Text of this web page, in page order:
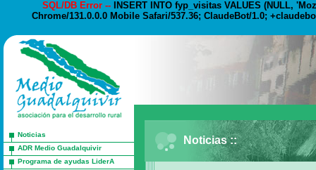
SQL/DB Error --
INSERT INTO fyp_visitas VALUES (NULL,
Chrome/131.0.0.0 Mobile Safari/537.36; ClaudeBot/1.0;
Noticias
ADR Medio Guadalquivir
Programa de ayudas LiderA
Noticias ::